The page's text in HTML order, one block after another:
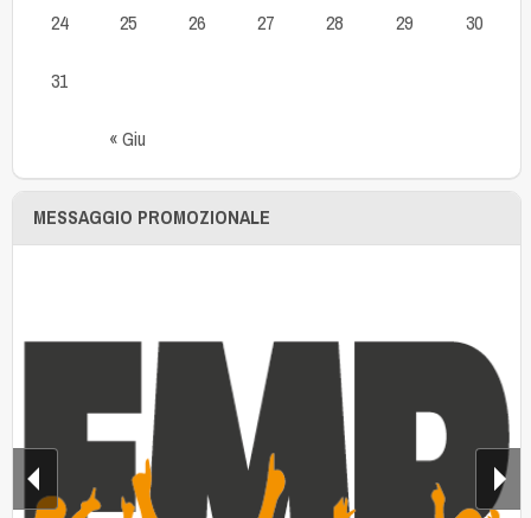
« Giu
24 25 26 27 28 29 30
31
MESSAGGIO PROMOZIONALE